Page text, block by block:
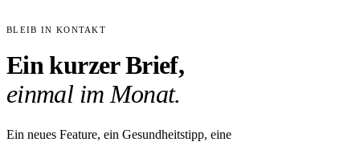
BLEIB IN KONTAKT
Ein kurzer Brief,
einmal im Monat.
Ein neues Feature, ein Gesundheitstipp, eine